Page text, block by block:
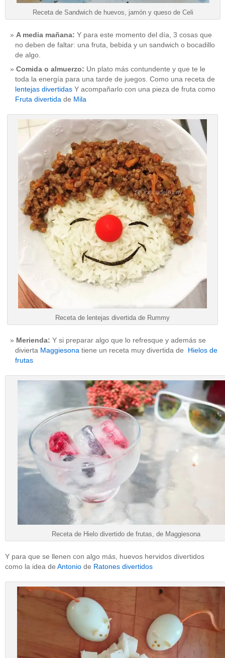
Receta de Sandwich de huevos, jamón y queso de Celi
A media mañana: Y para este momento del día, 3 cosas que
no deben de faltar: una fruta, bebida y un sandwich o bocadillo
de algo.
Comida o almuerzo: Un plato más contundente y que te le
toda la energía para una tarde de juegos. Como una receta de
lentejas divertidas Y acompañarlo con una pieza de fruta como
Fruta divertida de Mila
Receta de lentejas divertida de Rummy
Merienda: Y si preparar algo que lo refresque y además se
divierta Maggiesona tiene un receta muy divertida de Hielos de
frutas
Receta de Hielo divertido de frutas, de Maggiesona
Y para que se llenen con algo más, huevos hervidos divertidos
como la idea de Antonio de Ratones divertidos